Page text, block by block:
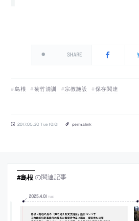
SHARE
島根 菊竹清訓 宗教施設 保存関連
2017.05.30 Tue 10:01 permalink
#島根の関連記事
2025.4.01 TUE